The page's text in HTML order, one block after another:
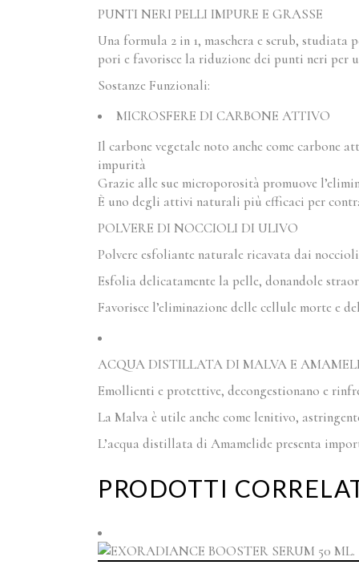
PUNTI NERI PELLI IMPURE E GRASSE
Una formula 2 in 1, maschera e scrub,
pori e favorisce la riduzione dei punti neri per
Sostanze Funzionali:
MICROSFERE DI CARBONE ATTIVO
Il carbone vegetale noto anche come carbone
impurità
Grazie alle sue microporosità promuove
È uno degli attivi naturali più efficaci per
POLVERE DI NOCCIOLI DI ULIVO
Polvere esfoliante naturale ricavata dai
Esfolia delicatamente la pelle, donandole
Favorisce l’eliminazione delle cellule morte e
ACQUA DISTILLATA DI MALVA E
Emollienti e protettive, decongestionano e
La Malva è utile anche come lenitivo,
L’acqua distillata di Amamelide presenta
PRODOTTI